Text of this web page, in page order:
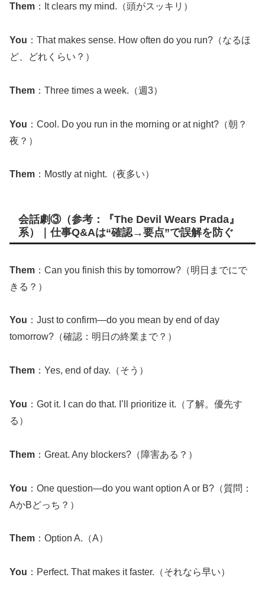
Them ：It clears my mind.（頭がスッキリ）
You ：That makes sense. How often do you run?（なるほ
ど、どれくらい？）
Them ：Three times a week.（週3）
You ：Cool. Do you run in the morning or at night?（朝？
夜？）
Them ：Mostly at night.（夜多い）
会話劇③（参考：『The Devil Wears Prada』
系）｜仕事Q&Aは“確認→要点”で誤解を防ぐ
Them ：Can you finish this by tomorrow?（明日までにで
きる？）
You ：Just to confirm—do you mean by end of day
tomorrow?（確認：明日の終業まで？）
Them ：Yes, end of day.（そう）
You ：Got it. I can do that. I’ll prioritize it.（了解。優先す
る）
Them ：Great. Any blockers?（障害ある？）
You ：One question—do you want option A or B?（質問：
AかBどっち？）
Them ：Option A.（A）
You ：Perfect. That makes it faster.（それなら早い）